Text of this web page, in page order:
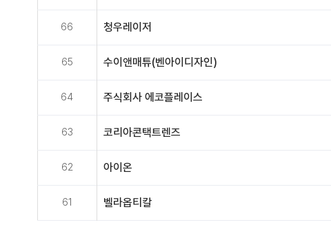
66 청우레이저
65 수이앤매튜(벤아이디자인)
64 주식회사 에코플레이스
63 코리아콘택트렌즈
62 아이온
61 벨라옵티칼